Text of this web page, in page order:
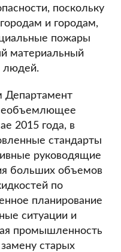
поскольку
и городам,
пожары
материальный
людей.
Департамент
2015 года, в
стандарты
руководящие
больших объемов
по
планирование
ситуации и
промышленность
старых